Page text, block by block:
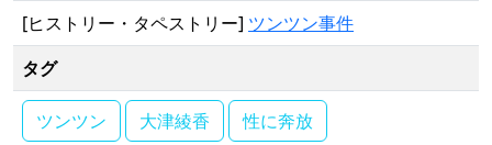
[ヒストリー・タペストリー] ツンツン事件
タグ
ツンツン 大津綾香 性に奔放